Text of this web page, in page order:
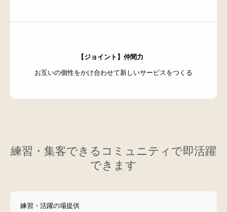
【ジョイント】仲間力
お互いの個性をかけ合わせて新しいサービスをつくる
練習・集客できるコミュニティで即活躍
できます
練習・活躍の場提供ナチュラルライフ ナビレッスン